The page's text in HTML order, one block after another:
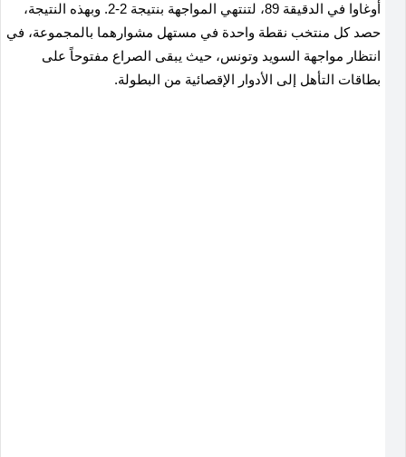
أوغاوا في الدقيقة 89، لتنتهي المواجهة بنتيجة 2-2
. وبهذه النتيجة،
حصد كل منتخب نقطة واحدة في مستهل مشوارهما بالمجموعة، في
انتظار مواجهة السويد وتونس، حيث يبقى الصراع مفتوحاً على
بطاقات التأهل إلى الأدوار الإقصائية من البطولة.